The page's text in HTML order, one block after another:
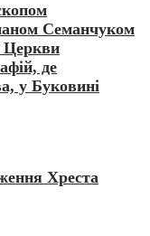
Семанчуком
Церкви
де
у Буковині
Хреста